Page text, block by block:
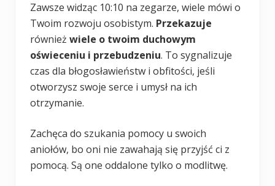
Zawsze widząc 10:10 na zegarze, wiele mówi o
Twoim rozwoju osobistym. Przekazuje
również wiele o twoim duchowym
oświeceniu i przebudzeniu. To sygnalizuje
czas dla błogosławieństw i obfitości, jeśli
otworzysz swoje serce i umysł na ich
otrzymanie.
Zachęca do szukania pomocy u swoich
aniołów, bo oni nie zawahają się przyjść ci z
pomocą. Są one oddalone tylko o modlitwę.